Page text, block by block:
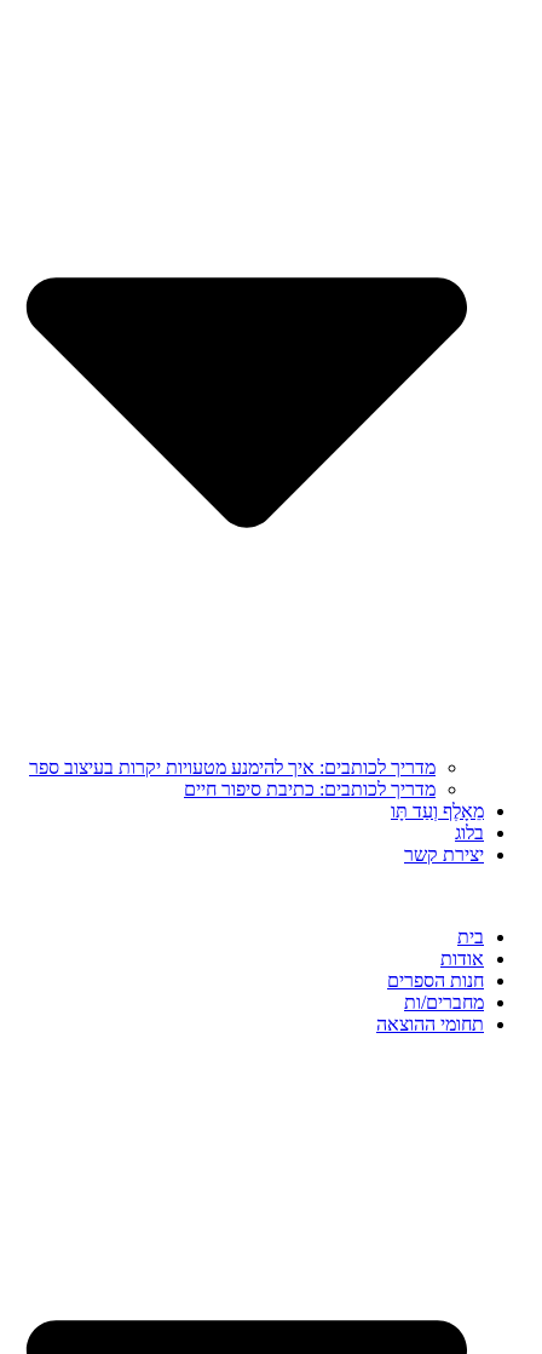
מדריך לכותבים: איך להימנע מטעויות יקרות בעיצוב ספר
מדריך לכותבים: כתיבת סיפור חיים
מֵאָלֶף וְעַד תָּו
בלוג
יצירת קשר
בית
אודות
חנות הספרים
מחברים/ות
תחומי ההוצאה